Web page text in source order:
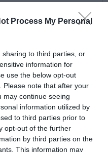
Process My Personal
to third parties, or
information for
use the below opt-out
Please note that after your
may continue seeing
information utilized by
to third parties prior to
opt-out of the further
by third parties on the
This information may